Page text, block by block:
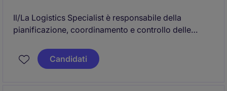
Il/La Logistics Specialist è responsabile della
pianificazione, coordinamento e controllo delle
magazzino e spedizioni, garantendo il rispetto di
tempi, costi e standard qualitativi tipici dei progetti di
Candidati